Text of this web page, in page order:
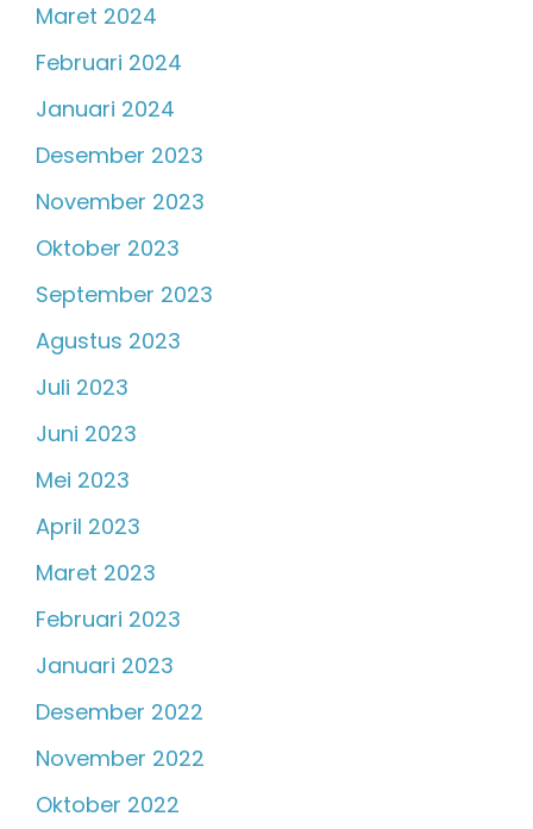
Maret 2024
Februari 2024
Januari 2024
Desember 2023
November 2023
Oktober 2023
September 2023
Agustus 2023
Juli 2023
Juni 2023
Mei 2023
April 2023
Maret 2023
Februari 2023
Januari 2023
Desember 2022
November 2022
Oktober 2022